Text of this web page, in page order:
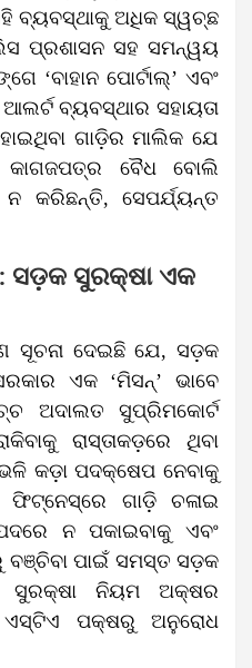
ବ୍ୟବସ୍ଥାକୁ ଅଧିକ ସ୍ୱଚ୍ଛ
ପ୍ରଶାସନ ସହ ସମନ୍ୱୟ
‘ବାହାନ ପୋର୍ଟାଲ୍‌’ ଏବଂ
ଆଲର୍ଟ ବ୍ୟବସ୍ଥାର ସହାୟତା
ଗାଡ଼ିର ମାଲିକ ଯେ
ବୈଧ ବୋଲି
ନ କରିଛନ୍ତି, ସେପର୍ଯ୍ୟନ୍ତ
ସଡ଼କ ସୁରକ୍ଷା ଏକ
ସୂଚନା ଦେଇଛି ଯେ, ସଡ଼କ
ଏକ ‘ମିସନ୍‌’ ଭାବେ
ଅଦାଲତ ସୁପ୍ରିମକୋର୍ଟ
ରାସ୍ତାକଡ଼ରେ ଥିବା
କଡ଼ା ପଦକ୍ଷେପ ନେବାକୁ
ଫିଟ୍‌ନେସ୍‌ରେ ଗାଡ଼ି ଚଳାଇ
ନ ପକାଇବାକୁ ଏବଂ
ବଞ୍ଚିବା ପାଇଁ ସମସ୍ତ ସଡ଼କ
ସୁରକ୍ଷା ନିୟମ ଅକ୍ଷର
ପକ୍ଷରୁ ଅନୁରୋଧ